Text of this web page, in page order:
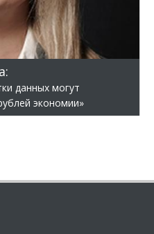
данных могут
экономии»